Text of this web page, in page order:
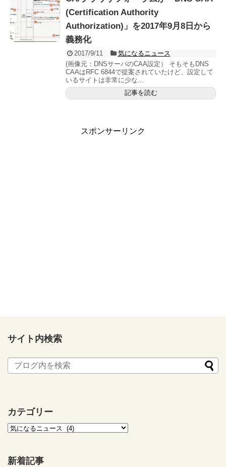
(Certification Authority
Authorization)」を2017年9月8日から
義務化
2017/9/11
気になるニュース
(画像元：DNSサーバのCAA設定） そもそもDNS
CAAはRFC 6844で提案されていたけど、設定して
いるサイトは非常に少な...
記事を読む
スポンサーリンク
サイト内検索
カテゴリー
新着記事